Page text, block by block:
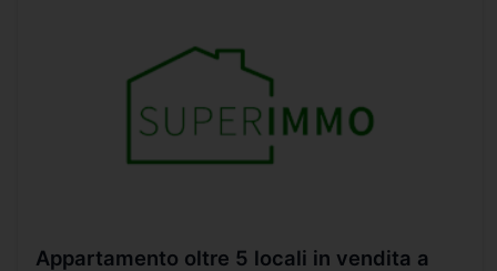
Appartamento oltre 5 locali in vendita a